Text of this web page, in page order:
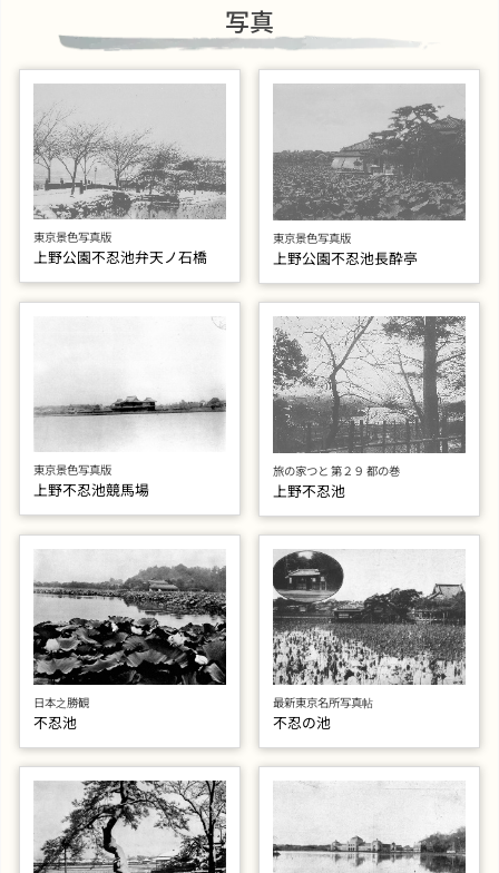
写真
東京景色写真版
上野公園不忍池弁天ノ石橋
東京景色写真版
上野公園不忍池長酔亭
東京景色写真版
上野不忍池競馬場
旅の家つと 第２９ 都の巻
上野不忍池
日本之勝観
不忍池
最新東京名所写真帖
不忍の池